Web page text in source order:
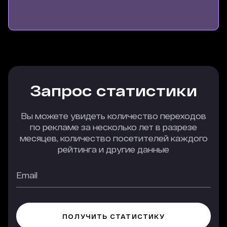
Запрос статистики
Вы можете увидеть количество переходов
по рекламе за несколько лет в разрезе
месяцев, количество посетителей каждого
рейтинга и другие данные